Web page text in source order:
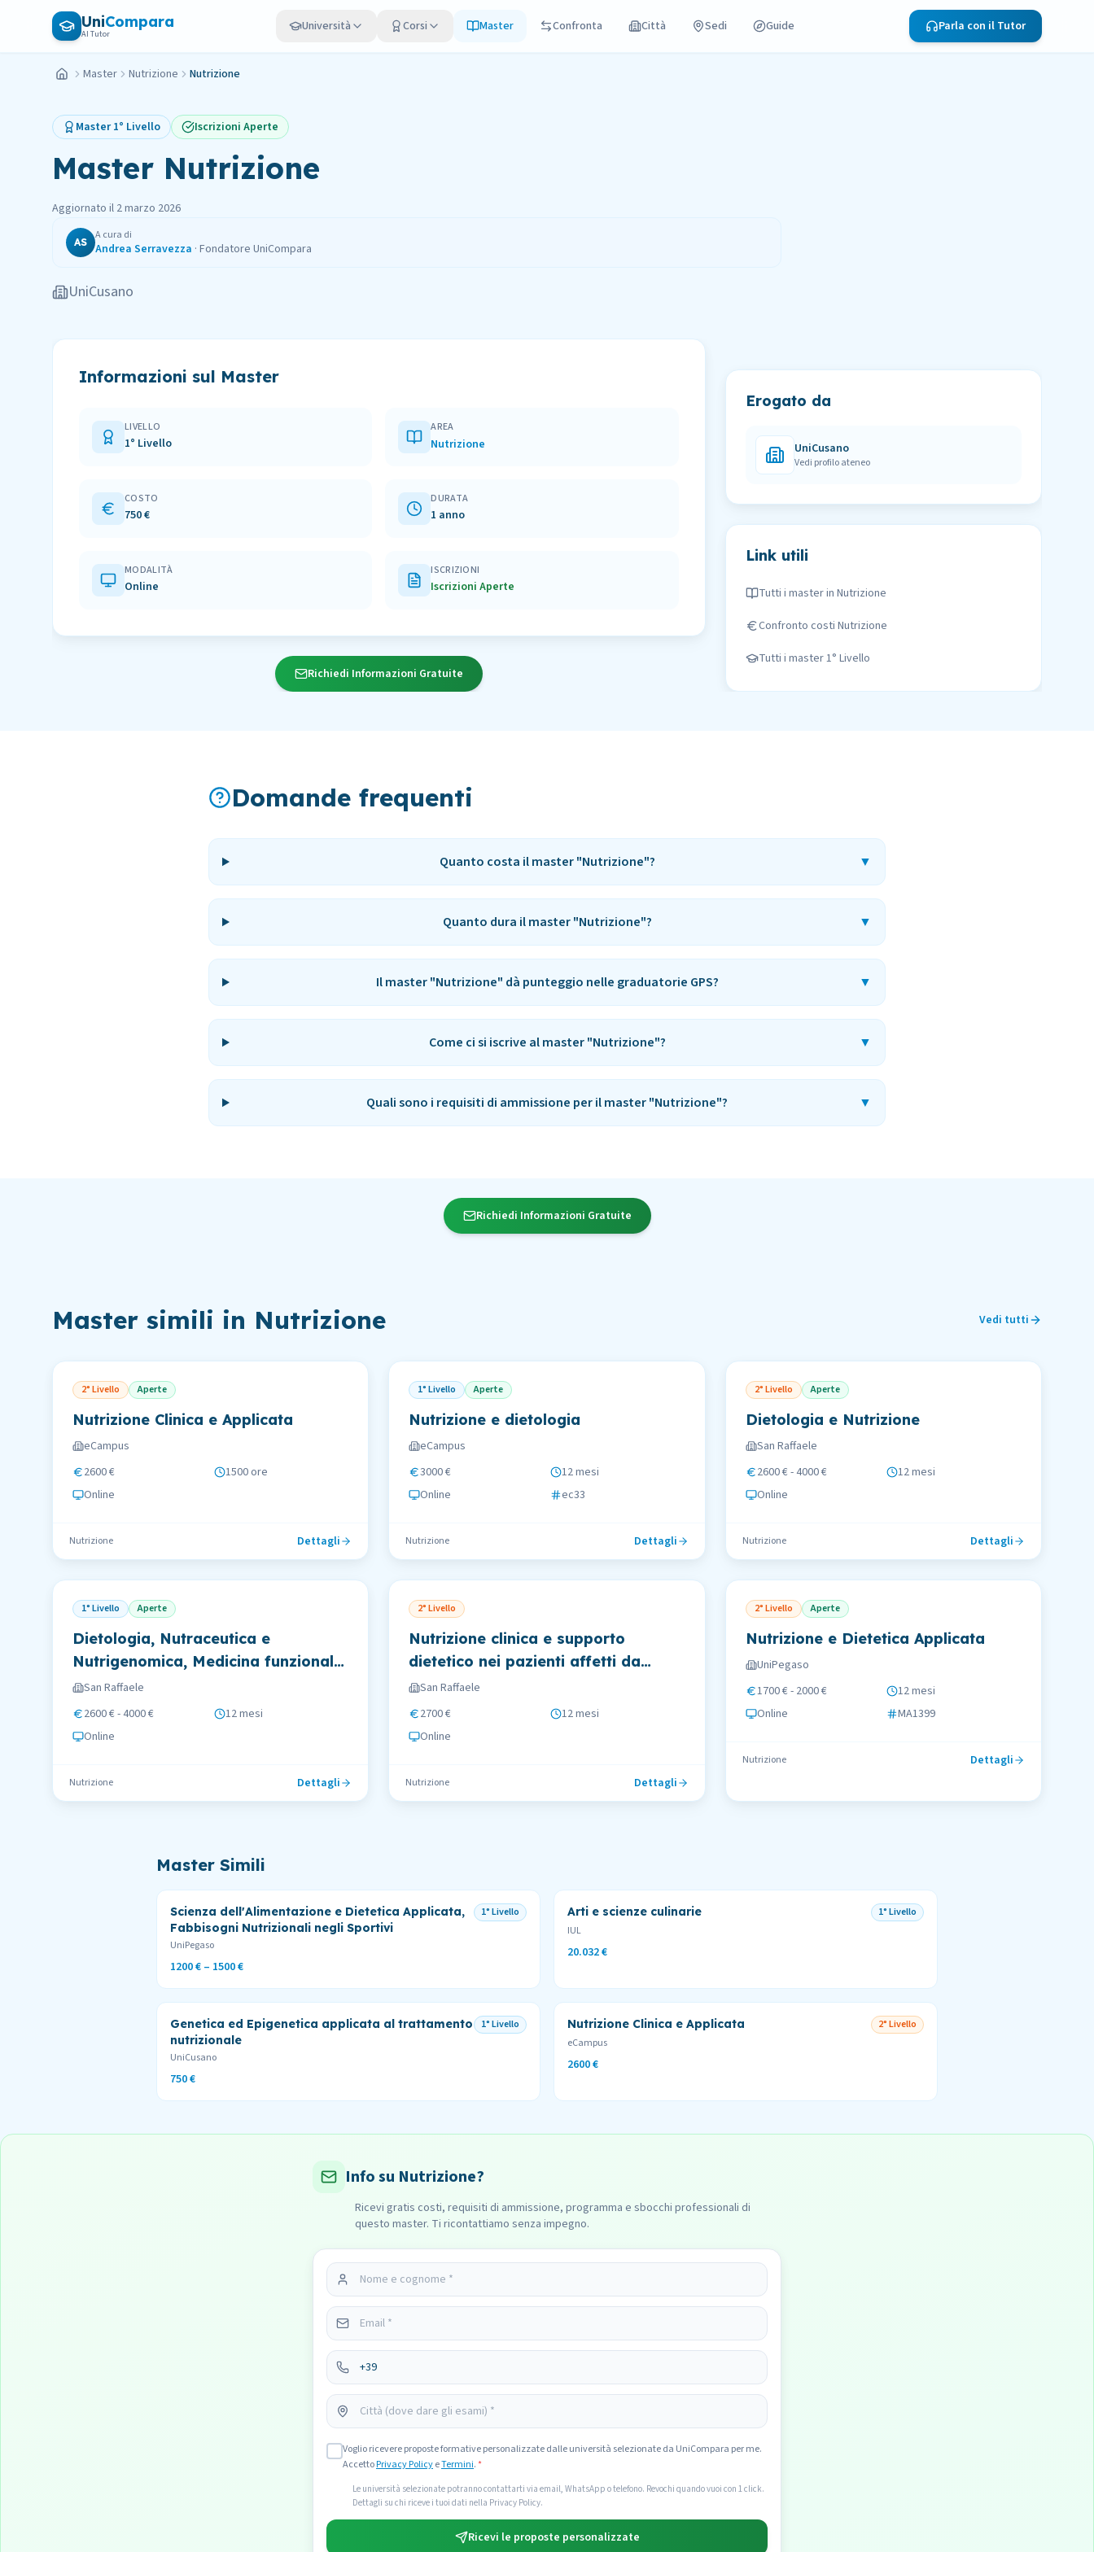
Vai al contenuto principale
UniCompara
AI Tutor Università Corsi Master Confronta Città Sedi Guide Parla con il Tutor
Home Master Nutrizione Nutrizione
Master1° Livello Iscrizioni Aperte
Master Nutrizione
Aggiornato il 2 marzo 2026
AS
A cura di
Andrea Serravezza · Fondatore UniCompara
UniCusano
Informazioni sul Master
LIVELLO
1° Livello
AREA
Nutrizione
COSTO
750 €
DURATA
1 anno
MODALITÀ
Online
ISCRIZIONI
Iscrizioni Aperte
Richiedi Informazioni Gratuite
Erogato da
UniCusano
Vedi profilo ateneo
Link utili
Tutti i master in Nutrizione
Confronto costi Nutrizione
Tutti i master1° Livello
Domande frequenti
Quanto costa il master "Nutrizione"? ▼
Quanto dura il master "Nutrizione"? ▼
Il master "Nutrizione" dà punteggio nelle graduatorie GPS? ▼
Come ci si iscrive al master "Nutrizione"? ▼
Quali sono i requisiti di ammissione per il master "Nutrizione"? ▼
Richiedi Informazioni Gratuite
Master simili in Nutrizione Vedi tutti
2° Livello Aperte
Nutrizione Clinica e Applicata
eCampus
2600 €
1500 ore
Online
Nutrizione Dettagli
1° Livello Aperte
Nutrizione e dietologia
eCampus
3000 €
12 mesi
Online
ec33
Nutrizione Dettagli
2° Livello Aperte
Dietologia e Nutrizione
San Raffaele
2600 € - 4000 €
12 mesi
Online
Nutrizione Dettagli
1° Livello Aperte
Dietologia, Nutraceutica e
Nutrigenomica, Medicina funzionale
e Lifestyle
San Raffaele
2600 € - 4000 €
12 mesi
Online
Nutrizione Dettagli
2° Livello
Nutrizione clinica e supporto
dietetico nei pazienti affetti da
cancro
San Raffaele
2700 €
12 mesi
Online
Nutrizione Dettagli
2° Livello Aperte
Nutrizione e Dietetica Applicata
UniPegaso
1700 € - 2000 €
12 mesi
Online
MA1399
Nutrizione Dettagli
Master Simili
Scienza dell'Alimentazione e Dietetica Applicata,
Fabbisogni Nutrizionali negli Sportivi
1° Livello
UniPegaso
1200 € – 1500 €
Arti e scienze culinarie
1° Livello
IUL
20.032 €
Genetica ed Epigenetica applicata al trattamento
nutrizionale
1° Livello
UniCusano
750 €
Nutrizione Clinica e Applicata
2° Livello
eCampus
2600 €
Info su Nutrizione?
Ricevi gratis costi, requisiti di ammissione, programma e sbocchi professionali di
questo master. Ti ricontattiamo senza impegno.
Voglio ricevere proposte formative personalizzate dalle università selezionate da UniCompara per me.
AccettoPrivacy PolicyeTermini.*
Le università selezionate potranno contattarti via email, WhatsApp o telefono. Revochi quando vuoi con 1 click.
Dettagli su chi riceve i tuoi dati nella Privacy Policy.
Ricevi le proposte personalizzate